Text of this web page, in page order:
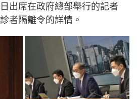
出席在政府總部舉行的記者
者隔離令的詳情。